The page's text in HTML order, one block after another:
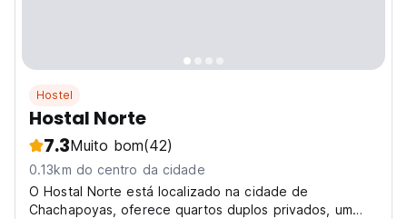
Hostel
Hostal Norte
7.3Muito bom(42)
0.13km do centro da cidade
O Hostal Norte está localizado na cidade de
Chachapoyas, oferece quartos duplos privados, um